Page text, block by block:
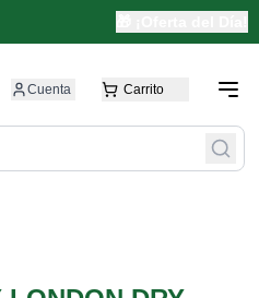
Cuenta Carrito